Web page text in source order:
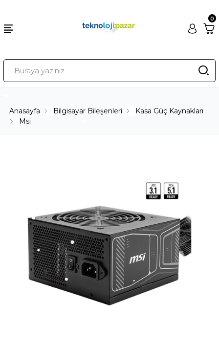
0
Anasayfa Bilgisayar Bileşenleri
Kasa Güç Kaynakları
Msi